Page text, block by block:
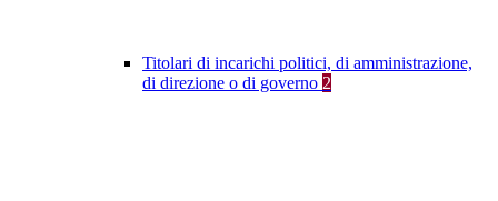
Titolari di incarichi politici, di amministrazione,
di direzione o di governo 2